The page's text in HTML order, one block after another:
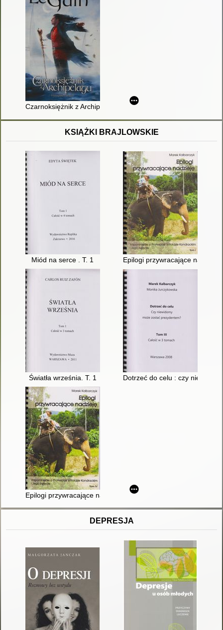
Czarnoksiężnik z Archipelagu
KSIĄŻKI BRAJLOWSKIE
Miód na serce . T. 1 Epilogi przywracające
Światła września. T. 1 Dotrzeć do celu : czy
Epilogi przywracające nadzieję : wspomnienie o profesorze
DEPRESJA